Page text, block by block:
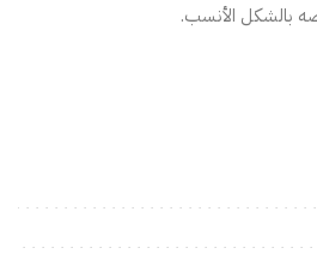
بالشكل الأنسب.